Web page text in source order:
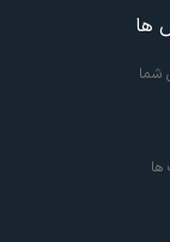
ها
شما
ها